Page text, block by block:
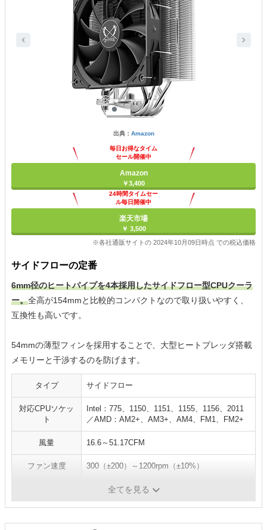
出典： Amazon
毎日お得なタイム
セール開催中
Amazon
￥3,400
24時間タイムセー
ル毎日開催中
楽天市場
￥ 3,500
※各社通販サイトの 2024年10月09日時点 での税込価格
サイドフローの定番
6mm径のヒートパイプを4本採用したサイドフロー型CPUクーラ
ー。全高が154mmと比較的コンパクトなので取り扱いやすく、
互換性も高いです。
54mmの薄型フィンを採用することで、大型ヒートプレッダ搭載
メモリーと干渉するのを防げます。
タイプ サイドフロー
対応CPUソケッ
ト
Intel：775、1150、1151、1155、1156、2011
／AMD：AM2+、AM3+、AM4、FM1、FM2+
風量 16.6～51.17CFM
ファン速度 300（±200）～1200rpm（±10%）
12万時間全てを見る